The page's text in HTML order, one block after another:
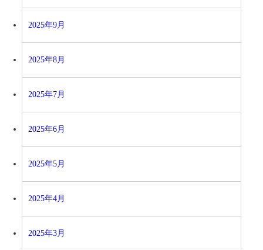
2025年9月
2025年8月
2025年7月
2025年6月
2025年5月
2025年4月
2025年3月